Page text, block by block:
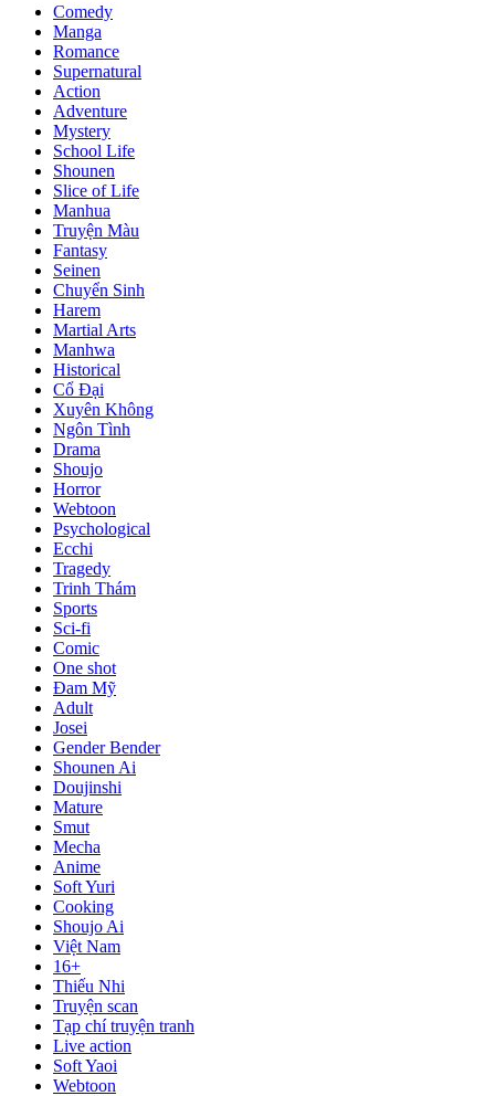
Comedy
Manga
Romance
Supernatural
Action
Adventure
Mystery
School Life
Shounen
Slice of Life
Manhua
Truyện Màu
Fantasy
Seinen
Chuyển Sinh
Harem
Martial Arts
Manhwa
Historical
Cổ Đại
Xuyên Không
Ngôn Tình
Drama
Shoujo
Horror
Webtoon
Psychological
Ecchi
Tragedy
Trinh Thám
Sports
Sci-fi
Comic
One shot
Đam Mỹ
Adult
Josei
Gender Bender
Shounen Ai
Doujinshi
Mature
Smut
Mecha
Anime
Soft Yuri
Cooking
Shoujo Ai
Việt Nam
16+
Thiếu Nhi
Truyện scan
Tạp chí truyện tranh
Live action
Soft Yaoi
Webtoon